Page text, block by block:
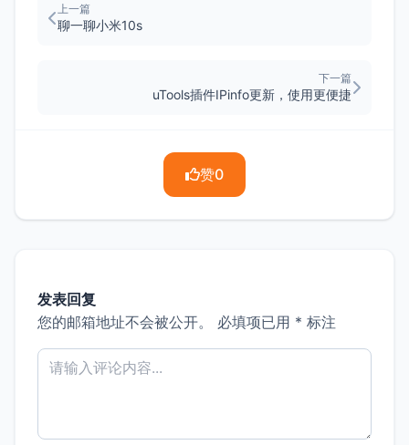
上一篇
聊一聊小米10s
下一篇
uTools插件IPinfo更新，使用更便捷
赞0
发表回复
您的邮箱地址不会被公开。
必填项已用 * 标注